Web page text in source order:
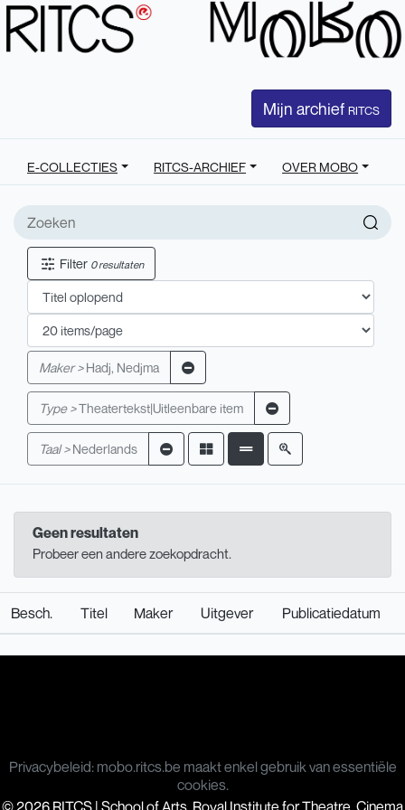
Mijn archief RITCS
E-COLLECTIES RITCS-ARCHIEF OVER MOBO
Filter 0 resultaten
Maker > Hadj, Nedjma
Type >Theatertekst|Uitleenbare item
Taal > Nederlands
Geen resultaten
Probeer een andere zoekopdracht.
Besch. Titel Maker Uitgever Publicatiedatum
Privacybeleid: mobo.ritcs.be maakt enkel gebruik van essentiële
cookies.
© 2026 RITCS | School of Arts. Royal Institute for Theatre, Cinema